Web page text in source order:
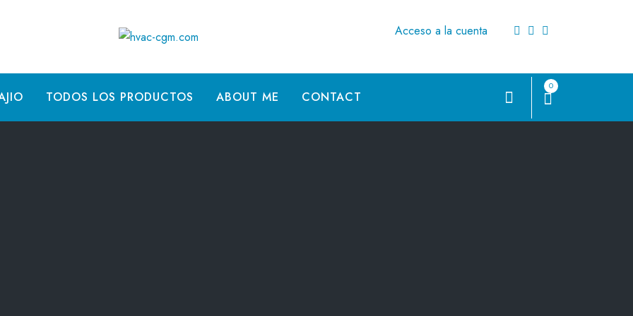
Acceso a la cuenta
TODOS LOS PRODUCTOS ABOUT ME CONTACT
0